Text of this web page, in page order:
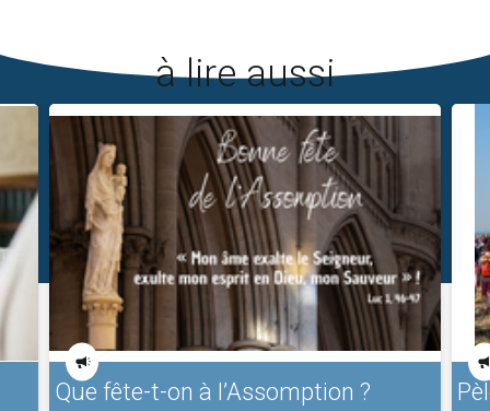
à lire aussi
Que fête-t-on à l’Assomption ?